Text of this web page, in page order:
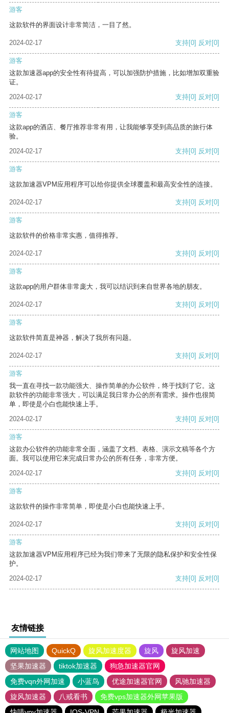
游客
这款软件的界面设计非常简洁，一目了然。
2024-02-17 支持[0] 反对[0]
游客
这款加速器app的安全性有待提高，可以加强防护措施，比如增加双重验
证。
2024-02-17
支持[0] 反对[0]
游客
这款app的酒店、餐厅推荐非常有用，让我能够享受到高品质的旅行体
验。
2024-02-17
支持[0] 反对[0]
游客
这款加速器VPM应用程序可以给你提供全球覆盖和最高安全性的连接。
2024-02-17 支持[0] 反对[0]
游客
这款软件的价格非常实惠，值得推荐。
2024-02-17 支持[0] 反对[0]
游客
这款app的用户群体非常庞大，我可以结识到来自世界各地的朋友。
2024-02-17 支持[0] 反对[0]
游客
这款软件简直是神器，解决了我所有问题。
2024-02-17 支持[0] 反对[0]
游客
我一直在寻找一款功能强大、操作简单的办公软件，终于找到了它。这
款软件的功能非常强大，可以满足我日常办公的所有需求。操作也很简
单，即使是小白也能快速上手。
2024-02-17
支持[0] 反对[0]
游客
这款办公软件的功能非常全面，涵盖了文档、表格、演示文稿等各个方
面。我可以使用它来完成日常办公的所有任务，非常方便。
2024-02-17
支持[0] 反对[0]
游客
这款软件的操作非常简单，即使是小白也能快速上手。
2024-02-17 支持[0] 反对[0]
游客
这款加速器VPM应用程序已经为我们带来了无限的隐私保护和安全性保
护。
2024-02-17
支持[0] 反对[0]
友情链接
网站地图 QuickQ 旋风加速度器 旋风
旋风加速
坚果加速器
tiktok加速器
狗急加速器官网
免费vqn外网加速
小蓝鸟 优途加速器官网
风驰加速器
旋风加速器
八戒看书
免费vps加速器外网苹果版